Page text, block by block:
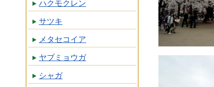
ハクモクレン
サツキ
メタセコイア
ヤブミョウガ
シャガ